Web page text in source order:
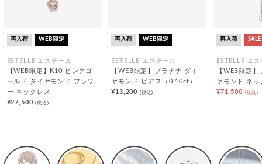
再入荷 WEB限定
ESTELLE エステール
【WEB限定】K10 ピンクゴ
ールド ダイヤモンド フラワ
ー ネックレス
¥27,500(税込)
再入荷 WEB限定
ESTELLE エステール
【WEB限定】プラチナ ダイ
ヤモンド ピアス（0.10ct）
¥13,200 (税込)
再入荷 SALE
ESTELLE エ
【WEB限定
ヤモンド ネッ
¥71,500 (税込)